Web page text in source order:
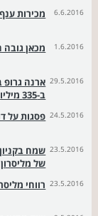
6.6.2016 מכירות
1.6.2016 מכאן גובה
29.5.2016 ארנה גרופ
ב-335 מיליון שקל
24.5.2016 פסגות על
23.5.2016 שמח
של מליסרון
23.5.2016 רווחי מליסרון זינקו ל-237